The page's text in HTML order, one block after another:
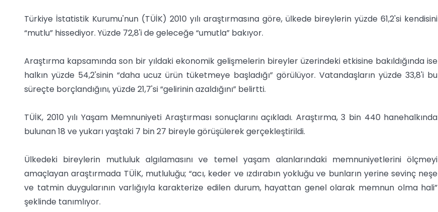
Türkiye İstatistik Kurumu'nun (TÜİK) 2010 yılı araştırmasına göre, ülkede bireylerin yüzde 61,2'si kendisini
“mutlu” hissediyor. Yüzde 72,8'i de geleceğe “umutla” bakıyor.
Araştırma kapsamında son bir yıldaki ekonomik gelişmelerin bireyler üzerindeki etkisine bakıldığında ise
halkın yüzde 54,2'sinin “daha ucuz ürün tüketmeye başladığı” görülüyor. Vatandaşların yüzde 33,8'i bu
süreçte borçlandığını, yüzde 21,7'si “gelirinin azaldığını” belirtti.
TÜİK, 2010 yılı Yaşam Memnuniyeti Araştırması sonuçlarını açıkladı. Araştırma, 3 bin 440 hanehalkında
bulunan 18 ve yukarı yaştaki 7 bin 27 bireyle görüşülerek gerçekleştirildi.
Ülkedeki bireylerin mutluluk algılamasını ve temel yaşam alanlarındaki memnuniyetlerini ölçmeyi
amaçlayan araştırmada TÜİK, mutluluğu; “acı, keder ve ızdırabın yokluğu ve bunların yerine sevinç neşe
ve tatmin duygularının varlığıyla karakterize edilen durum, hayattan genel olarak memnun olma hali”
şeklinde tanımlıyor.